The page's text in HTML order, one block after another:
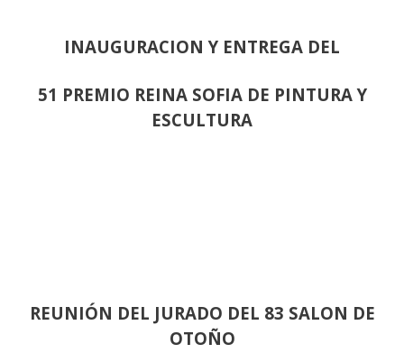
INAUGURACION Y ENTREGA DEL
51 PREMIO REINA SOFIA DE PINTURA Y
ESCULTURA
REUNIÓN DEL JURADO DEL 83 SALON DE
OTOÑO